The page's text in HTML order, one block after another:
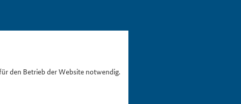
den Betrieb der Website notwendig.